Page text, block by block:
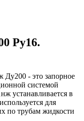
Ру16.
Ду200 - это запорное
системой
устанавливается в
для
по трубам жидкости